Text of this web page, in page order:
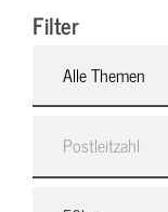
Filter
Alle Themen